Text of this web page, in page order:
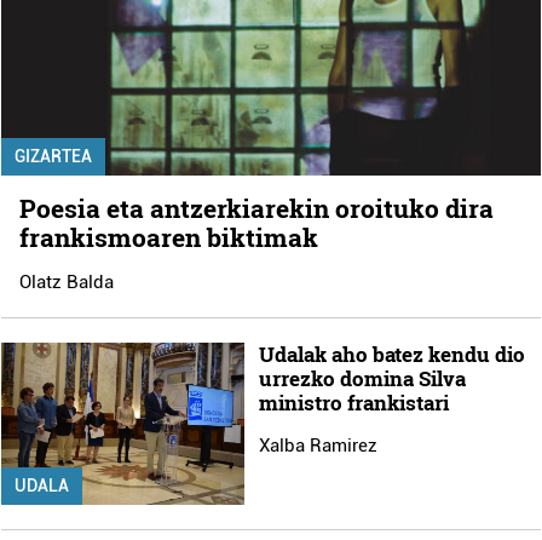
GIZARTEA
Poesia eta antzerkiarekin oroituko dira
frankismoaren biktimak
Olatz Balda
UDALA
Udalak aho batez kendu dio
urrezko domina Silva
ministro frankistari
Xalba Ramirez